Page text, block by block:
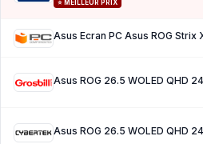
⭐ MEILLEUR PRIX